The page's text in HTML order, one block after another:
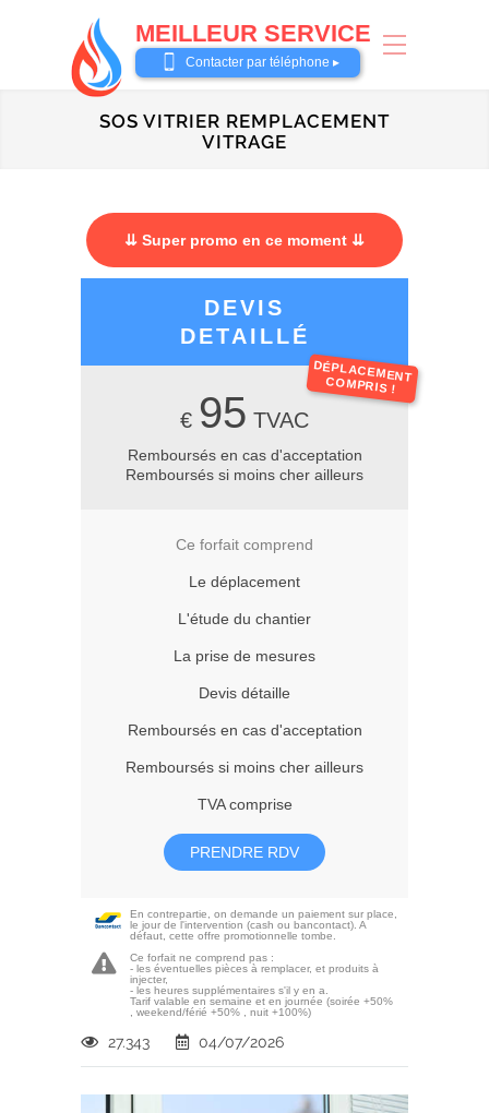
MEILLEUR SERVICE
0487 62 69 26
Contacter par téléphone ▸
SOS VITRIER REMPLACEMENT
VITRAGE
⇊ Super promo en ce moment ⇊
DEVIS
DETAILLÉ
DÉPLACEMENT
COMPRIS !
€ 95 TVAC
Remboursés en cas d'acceptation
Remboursés si moins cher ailleurs
Ce forfait comprend
Le déplacement
L'étude du chantier
La prise de mesures
Devis détaille
Remboursés en cas d'acceptation
Remboursés si moins cher ailleurs
TVA comprise
PRENDRE RDV
En contrepartie, on demande un paiement sur place,
le jour de l'intervention (cash ou bancontact). A
défaut, cette offre promotionnelle tombe.
Ce forfait ne comprend pas :
- les éventuelles pièces à remplacer, et produits à
injecter,
- les heures supplémentaires s'il y en a.
Tarif valable en semaine et en journée (soirée +50%
, weekend/férié +50% , nuit +100%)
27.343 04/07/2026